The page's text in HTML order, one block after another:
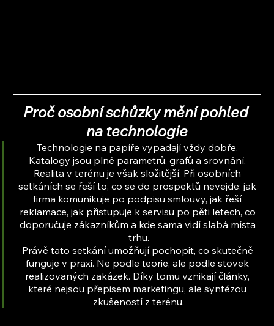
Proč osobní schůzky mění pohled
na technologie
Technologie na papíře vypadají vždy dobře.
Katalogy jsou plné parametrů, grafů a srovnání.
Realita v terénu je však složitější. Při osobních
setkáních se řeší to, co se do prospektů nevejde: jak
firma komunikuje po podpisu smlouvy, jak řeší
reklamace, jak přistupuje k servisu po pěti letech, co
doporučuje zákazníkům a kde sama vidí slabá místa
trhu.
Právě tato setkání umožňují pochopit, co skutečně
funguje v praxi. Ne podle teorie, ale podle stovek
realizovaných zakázek. Díky tomu vznikají články,
které nejsou přepisem marketingu, ale syntézou
zkušeností z terénu.